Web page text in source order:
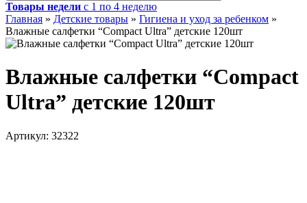
Товары недели с 1 по 4 неделю
Главная » Детские товары » Гигиена и уход за ребенком »
Влажные салфетки “Compact Ultra” детские 120шт
Влажные салфетки “Compact
Ultra” детские 120шт
Артикул: 32322